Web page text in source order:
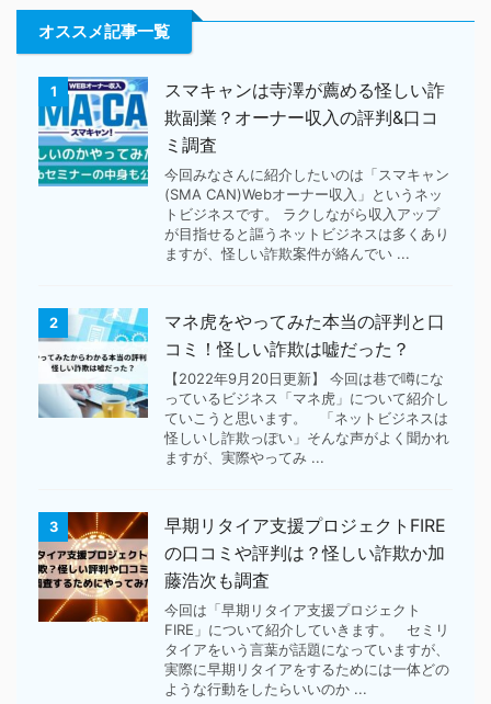
オススメ記事一覧
1
スマキャンは寺澤が薦める怪しい詐
欺副業？オーナー収入の評判&口コ
ミ調査
今回みなさんに紹介したいのは「スマキャン
(SMA CAN)Webオーナー収入」というネッ
トビジネスです。 ラクしながら収入アップ
が目指せると謳うネットビジネスは多くあり
ますが、怪しい詐欺案件が絡んでい ...
2
マネ虎をやってみた本当の評判と口
コミ！怪しい詐欺は嘘だった？
【2022年9月20日更新】 今回は巷で噂にな
っているビジネス「マネ虎」について紹介し
ていこうと思います。 「ネットビジネスは
怪しいし詐欺っぽい」そんな声がよく聞かれ
ますが、実際やってみ ...
3
早期リタイア支援プロジェクトFIRE
の口コミや評判は？怪しい詐欺か加
藤浩次も調査
今回は「早期リタイア支援プロジェクト
FIRE」について紹介していきます。 セミリ
タイアをいう言葉が話題になっていますが、
実際に早期リタイアをするためには一体どの
ような行動をしたらいいのか ...